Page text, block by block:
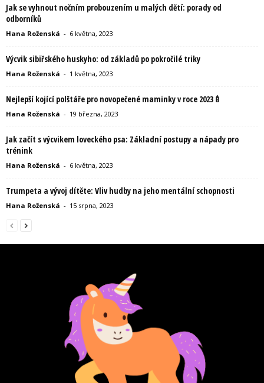
Jak se vyhnout nočním probouzením u malých dětí: porady od
odborníků
Hana Roženská - 6 května, 2023
Výcvik sibiřského huskyho: od základů po pokročilé triky
Hana Roženská - 1 května, 2023
Nejlepší kojící polštáře pro novopečené maminky v roce 2023🍼
Hana Roženská - 19 března, 2023
Jak začít s výcvikem loveckého psa: Základní postupy a nápady pro
trénink
Hana Roženská - 6 května, 2023
Trumpeta a vývoj dítěte: Vliv hudby na jeho mentální schopnosti
Hana Roženská - 15 srpna, 2023